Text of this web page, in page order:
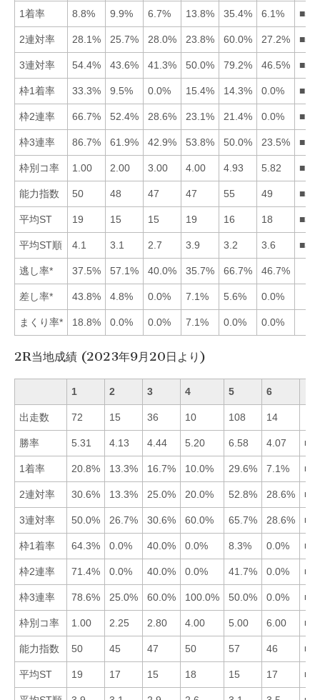
1着率 8.8% 9.9% 6.7% 13.8% 35.4% 6.1%
2連対率 28.1% 25.7% 28.0% 23.8% 60.0% 27.2%
3連対率 54.4% 43.6% 41.3% 50.0% 79.2% 46.5%
枠1着率 33.3% 9.5% 0.0% 15.4% 14.3% 0.0%
枠2連率 66.7% 52.4% 28.6% 23.1% 21.4% 0.0%
枠3連率 86.7% 61.9% 42.9% 53.8% 50.0% 23.5%
枠別コ率 1.00 2.00 3.00 4.00 4.93 5.82
能力指数 50 48 47 47 55 49
平均ST 19 15 15 19 16 18
平均ST順 4.1 3.1 2.7 3.9 3.2 3.6
逃し率* 37.5% 57.1% 40.0% 35.7% 66.7% 46.7%
差し率* 43.8% 4.8% 0.0% 7.1% 5.6% 0.0%
まくり率* 18.8% 0.0% 0.0% 7.1% 0.0% 0.0%
2R当地成績 (2023年9月20日より)
1 2 3 4 5 6
出走数 72 15 36 10 108 14
勝率 5.31 4.13 4.44 5.20 6.58 4.07
1着率 20.8% 13.3% 16.7% 10.0% 29.6% 7.1%
2連対率 30.6% 13.3% 25.0% 20.0% 52.8% 28.6%
3連対率 50.0% 26.7% 30.6% 60.0% 65.7% 28.6%
枠1着率 64.3% 0.0% 40.0% 0.0% 8.3% 0.0%
枠2連率 71.4% 0.0% 40.0% 0.0% 41.7% 0.0%
枠3連率 78.6% 25.0% 60.0% 100.0% 50.0% 0.0%
枠別コ率 1.00 2.25 2.80 4.00 5.00 6.00
能力指数 50 45 47 50 57 46
平均ST 19 17 15 18 15 17